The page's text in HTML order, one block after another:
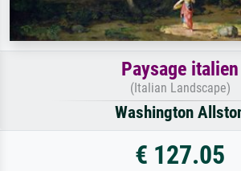
Paysage italien
(Italian Landscape)
Washington
€ 127.05